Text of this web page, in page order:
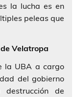
la lucha es en
peleas que
Velatropa
la UBA a cargo
del gobierno
de